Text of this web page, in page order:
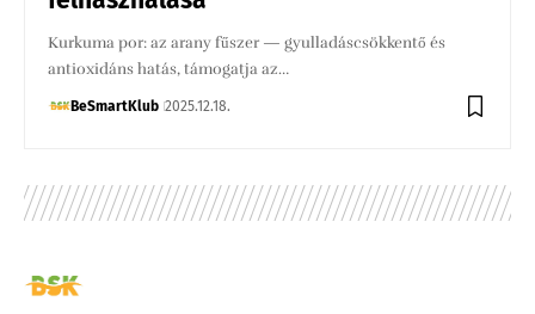
Kurkuma por: az arany fűszer — gyulladáscsökkentő és
antioxidáns hatás, támogatja az…
BeSmartKlub 2025.12.18.